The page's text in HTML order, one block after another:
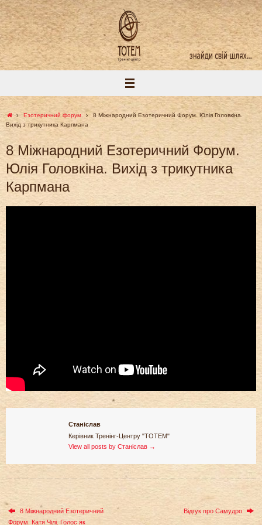
Skip
to
content
HomeЕзотеричний форум
8 Міжнародний Езотеричний Форум. Юлія Головкіна.
Вихід з трикутника Карпмана
8 Міжнародний Езотеричний Форум.
Юлія Головкіна. Вихід з трикутника
Карпмана
Станіслав
Керівник Тренінг-Центру "ТОТЕМ"
View all posts by Станіслав →
8 Міжнародний Езотеричний
Форум. Катя Чілі. Голос як
Відгук про Самудро